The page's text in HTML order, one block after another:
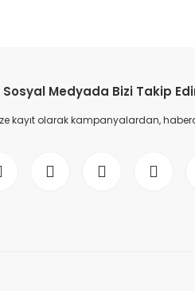
Sosyal Medyada Bizi Takip
kayıt olarak kampanyalardan,